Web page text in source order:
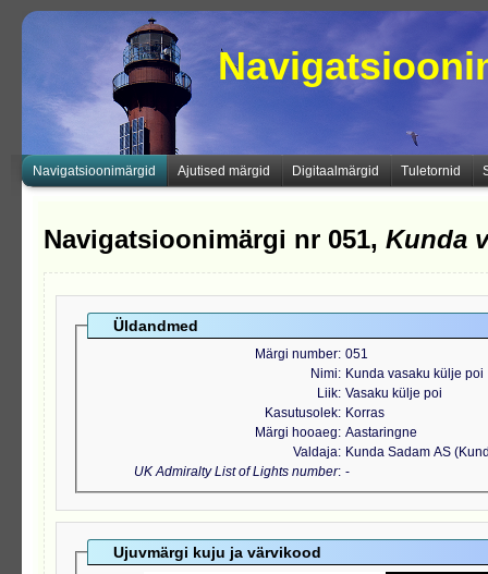
Navigatsioonimärgid Ajutised märgid Digitaalmärgid Tuletornid
Navigatsioonimärgi nr 051, Kunda
Üldandmed
Märgi number 051
Nimi
Kunda vasaku külje poi
Liik Vasaku külje poi
Kasutusolek
Korras
Märgi hooaeg Aastaringne
Valdaja
Kunda Sadam AS
UK Admiralty List of Lights number -
Ujuvmärgi kuju ja värvikood